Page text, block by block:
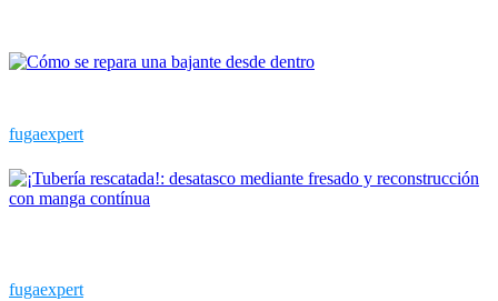
fugaexpert
fugaexpert